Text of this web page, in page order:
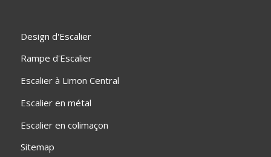
Design d'Escalier
Rampe d'Escalier
Escalier à Limon Central
Escalier en métal
Escalier en colimaçon
Sitemap